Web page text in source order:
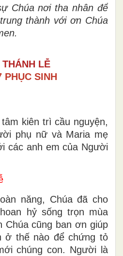
Chúa nơi tha nhân để
thành với ơn Chúa
LỄ
PHỤC SINH
kiên trì cầu nguyện,
phụ nữ và Maria mẹ
các anh em của Người
năng, Chúa đã cho
hỷ sống trọn mùa
Chúa cũng ban ơn giúp
ở thế nào để chứng tỏ
chúng con. Người là